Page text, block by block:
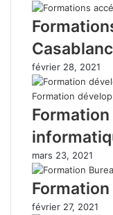
février 28, 2021
mars 23, 2021
février 27, 2021